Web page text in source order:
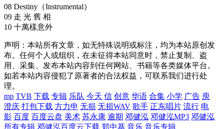
08 Destiny（Instrumental）
09 走 光 舊 相
10 十萬樣意外
声明：本站所有文章，如无特殊说明或标注，均为本站原创发
布。任何个人或组织，在未征得本站同意时，禁止复制、盗
用、采集、发布本站内容到任何网站、书籍等各类媒体平台。
如若本站内容侵犯了原著者的合法权益，可联系我们进行处
理。
mp TVB 下载 专辑 乐队 今天 信 创意 华语 合集 小学 广告 庾
澄庆 打包下载 方力申 无损 无损WAV 歌手 正东唱片 流行 电
影 百度 百度云盘 美术 苏永康 逾期 邓健泓 邓健泓MP3 邓健泓
所有专辑 邓健泓百度云下载 郑中基 音乐 音乐专辑